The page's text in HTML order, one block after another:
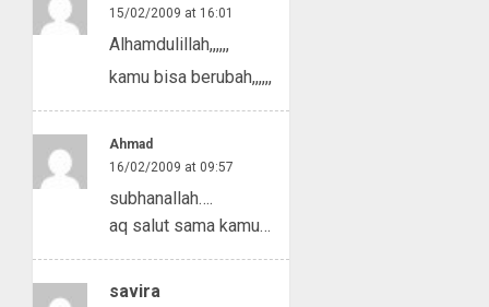
15/02/2009 at 16:01
Alhamdulillah,,,,,,
kamu bisa berubah,,,,,,
Ahmad
16/02/2009 at 09:57
subhanallah….
aq salut sama kamu…
savira